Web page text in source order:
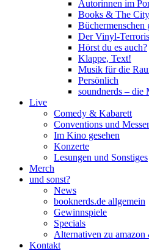
Autorinnen im
Books & The City
Büchermenschen
Der Vinyl-
Hörst du es auch?
Klappe, Text!
Musik für die
Persönlich
soundnerds – die
Live
Comedy & Kabarett
Conventions und
Im Kino gesehen
Konzerte
Lesungen und Sonstiges
Merch
und sonst?
News
booknerds.de allgemein
Gewinnspiele
Specials
Alternativen zu amazon
Kontakt